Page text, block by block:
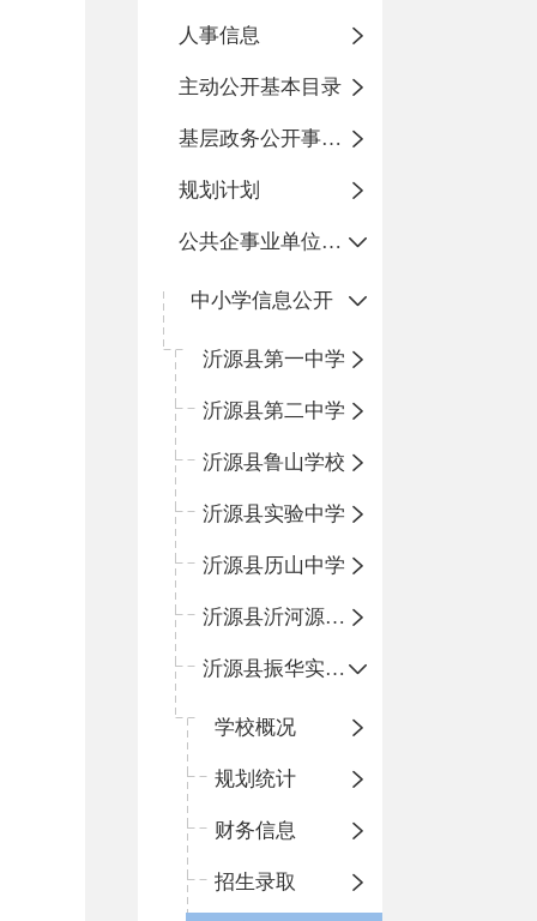
人事信息
主动公开基本目录
基层政务公开事项标准目录
规划计划
公共企事业单位信息公开
中小学信息公开
沂源县第一中学
沂源县第二中学
沂源县鲁山学校
沂源县实验中学
沂源县历山中学
沂源县沂河源学校
沂源县振华实验学校
学校概况
规划统计
财务信息
招生录取